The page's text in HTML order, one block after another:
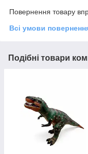
Повернення товару
Всі умови
Подібні товари